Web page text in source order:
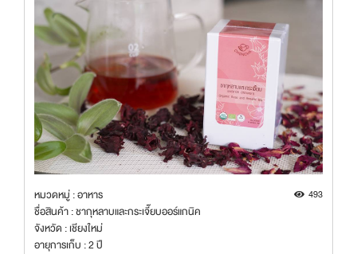
หมวดหมู่ : อาหาร 493
ชื่อสินค้า : ชากุหลาบและกระเจี๊ยบออร์แกนิค
จังหวัด : เชียงใหม่
อายุการเก็บ : 2 ปี